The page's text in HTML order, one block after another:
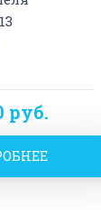
руб.